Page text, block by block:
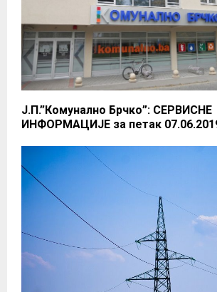
Ј.П.”Комунално Брчко”: СЕРВИСНЕ
ИНФОРМАЦИЈЕ за петак